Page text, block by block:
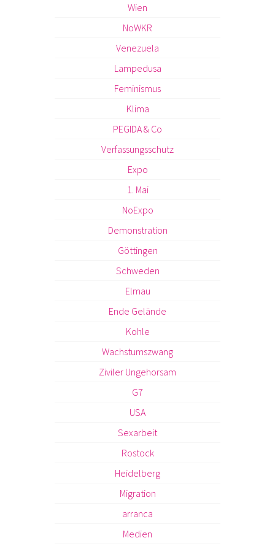
Wien
NoWKR
Venezuela
Lampedusa
Feminismus
Klima
PEGIDA & Co
Verfassungsschutz
Expo
1. Mai
NoExpo
Demonstration
Göttingen
Schweden
Elmau
Ende Gelände
Kohle
Wachstumszwang
Ziviler Ungehorsam
G7
USA
Sexarbeit
Rostock
Heidelberg
Migration
arranca
Medien